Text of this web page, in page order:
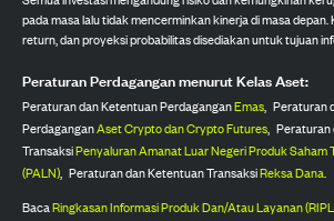
pada masa lalu tidak mencerminkan kinerja di masa
return, dan proyeksi probabilitas disediakan untuk tujuan
Peraturan Perdagangan menurut Kelas Aset:
Peraturan dan Ketentuan PerdaganganEmas, Peraturan
PerdaganganAset Crypto dan Crypto Futures, Peraturan
TransaksiPenyaluran Amanat Luar Negeri Produk Saham
(PALN), Peraturan dan Ketentuan TransaksiReksa Dana.
BacaRingkasan Informasi Produk Dan/Atau Layanan